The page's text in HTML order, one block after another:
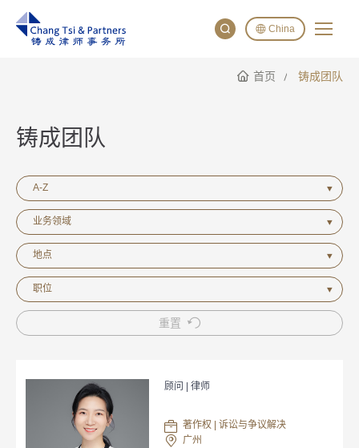
China
English
首页 铸成团队
铸成团队
A-Z
业务领域
地点
职位
重置
顾问 | 律师
著作权 | 诉讼与争议解决
广州